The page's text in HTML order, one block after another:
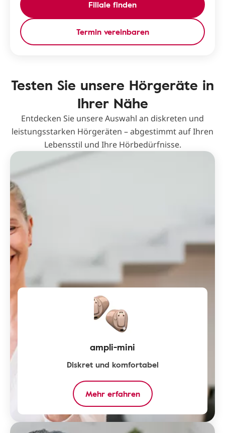
Filiale finden
Termin vereinbaren
Testen Sie unsere Hörgeräte in
Ihrer Nähe
Entdecken Sie unsere Auswahl an diskreten und
leistungsstarken Hörgeräten – abgestimmt auf Ihren
Lebensstil und Ihre Hörbedürfnisse.
ampli-mini
Diskret und komfortabel
Mehr erfahren